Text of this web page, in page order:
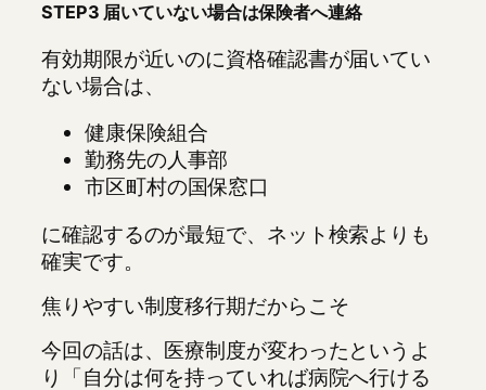
STEP3 届いていない場合は保険者へ連絡
有効期限が近いのに資格確認書が届いてい
ない場合は、
健康保険組合
勤務先の人事部
市区町村の国保窓口
に確認するのが最短で、ネット検索よりも
確実です。
焦りやすい制度移行期だからこそ
今回の話は、医療制度が変わったというよ
り「自分は何を持っていれば病院へ行ける